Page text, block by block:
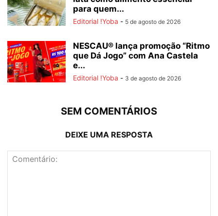
para quem...
Editorial !Yoba - 5 de agosto de 2026
NESCAU® lança promoção “Ritmo
que Dá Jogo” com Ana Castela
e...
Editorial !Yoba - 3 de agosto de 2026
SEM COMENTÁRIOS
DEIXE UMA RESPOSTA